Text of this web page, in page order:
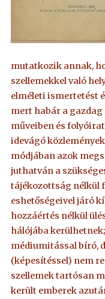
mutatkozik annak,
szellemekkel való
elméleti ismertetést
mert habár a
műveiben és
idevágó
módjában azok
juthatván a
tájékozottság nélkül
eshetőségeivel járó
hozzáértés nélkül
hálójába
médiumitással bíró,
(képesítéssel) nem
szellemek tartósan
került emberek